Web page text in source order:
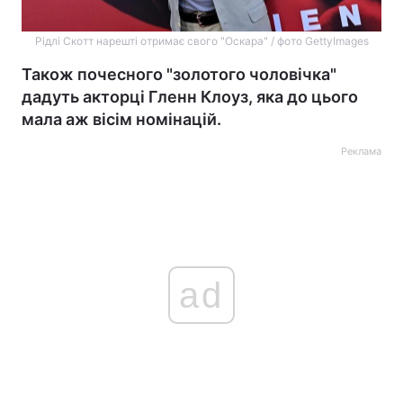
Рідлі Скотт нарешті отримає свого "Оскара" / фото GettyImages
Також почесного "золотого чоловічка"
дадуть акторці Гленн Клоуз, яка до цього
мала аж вісім номінацій.
Реклама
ad